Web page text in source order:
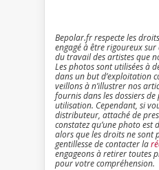
Bepolar.fr respecte les
engagé à être rigoureux
du travail des artistes que
Les photos sont utilisées à
dans un but d’exploitation
veillons à n’illustrer nos
fournis dans les dossiers
utilisation. Cependant, si
distributeur, attaché de
constatez qu’une photo est
alors que les droits ne sont
gentillesse de contacter la
engageons à retirer toutes
pour votre compréhension.